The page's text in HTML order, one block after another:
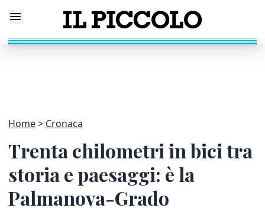
Home Cronaca
Trenta chilometri in bici tra
storia e paesaggi: è la
Palmanova-Grado